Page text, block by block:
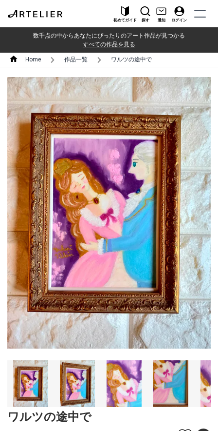
初めてガイド 探す 通知 ログイン
数千点の中からあなたにぴったりのアート作品が見つかる
すべての作品を見る
Home 作品一覧 ワルツの途中で
ワルツの途中で